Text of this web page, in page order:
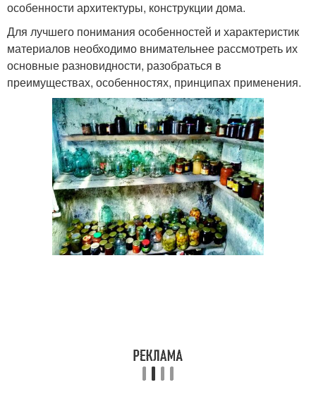
особенности архитектуры, конструкции дома.
Для лучшего понимания особенностей и характеристик
материалов необходимо внимательнее рассмотреть их
основные разновидности, разобраться в
преимуществах, особенностях, принципах применения.